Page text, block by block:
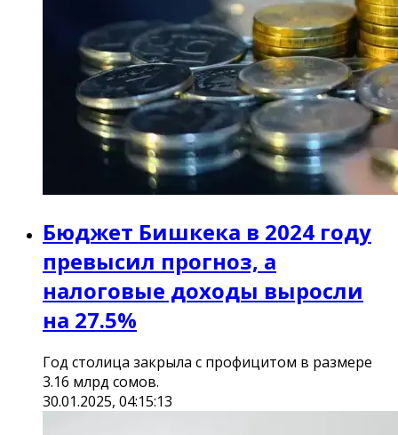
Бюджет Бишкека в 2024 году
превысил прогноз, а
налоговые доходы выросли
на 27.5%
Год столица закрыла с профицитом в размере
3.16 млрд сомов.
30.01.2025, 04:15:13